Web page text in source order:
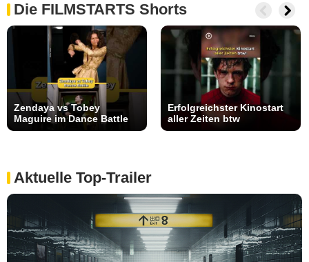
Die FILMSTARTS Shorts
Zendaya vs Tobey
Maguire im Dance Battle
Erfolgreichster Kinostart
aller Zeiten btw
Aktuelle Top-Trailer